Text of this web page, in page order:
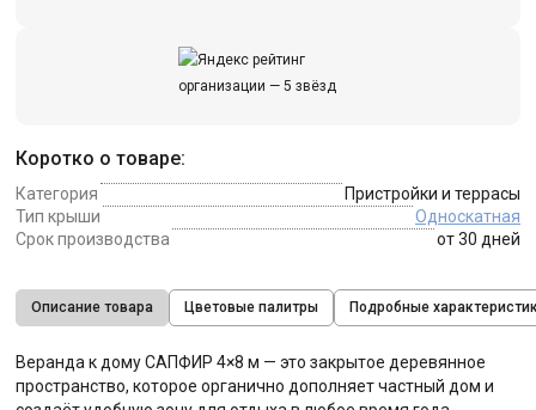
Коротко о товаре:
Категория
Пристройки и террасы
Тип крыши
Односкатная
Срок производства
от 30 дней
Описание товара Цветовые палитры Подробные
Веранда к дому САПФИР 4×8 м — это закрытое деревянное
пространство, которое органично дополняет частный дом и